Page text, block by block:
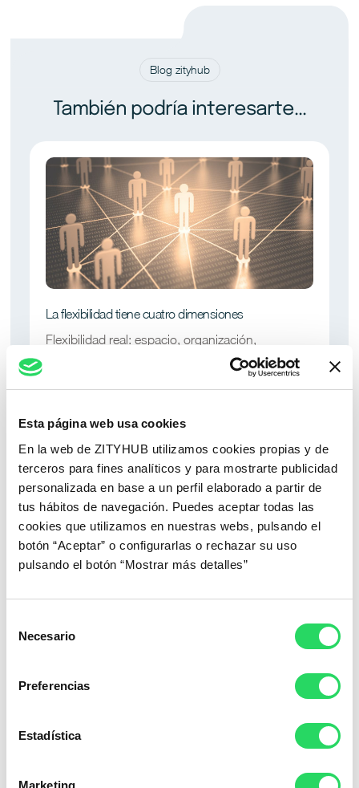
Esta página web usa cookies
En la web de ZITYHUB utilizamos cookies propias y de
terceros para fines analíticos y para mostrarte publicidad
personalizada en base a un perfil elaborado a partir de
tus hábitos de navegación. Puedes aceptar todas las
cookies que utilizamos en nuestras webs, pulsando el
botón “Aceptar” o configurarlas o rechazar su uso
pulsando el botón “Mostrar más detalles”
Necesario
Preferencias
Estadística
Marketing
Blog zityhub
También podría interesarte...
La flexibilidad tiene cuatro dimensiones
Flexibilidad real: espacio, organización,
Blog Saber más
Cristina Bejarano (BeFlex): las cuatro